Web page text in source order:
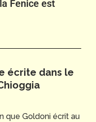
Fenice est
écrite dans le
que Goldoni écrit au